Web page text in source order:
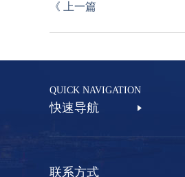
《 上一篇
QUICK NAVIGATION
快速导航
联系方式